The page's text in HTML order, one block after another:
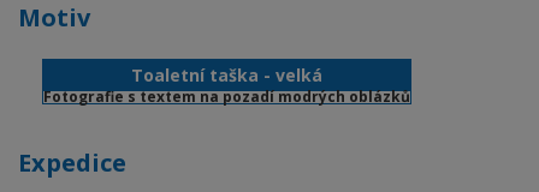
Motiv
Toaletní taška - velká
Fotografie s textem na pozadí modrých oblázků
Expedice